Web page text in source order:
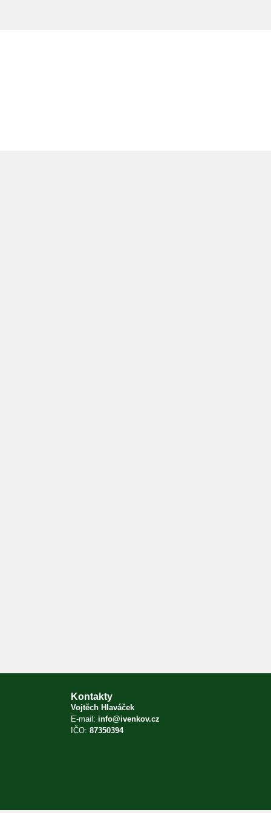
Kontakty
Vojtěch Hlaváček
E-mail: info@ivenkov.cz
IČO: 87350394